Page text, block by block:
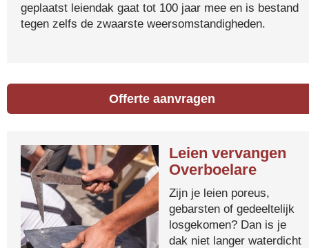
geplaatst leiendak gaat tot 100 jaar mee en is bestand
tegen zelfs de zwaarste weersomstandigheden.
Offerte aanvragen
Leien vervangen
Overboelare
Zijn je leien poreus,
gebarsten of gedeeltelijk
losgekomen? Dan is je
dak niet langer waterdicht